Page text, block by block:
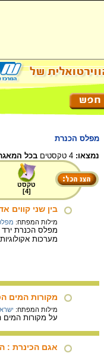
מפלס הכנרת
נמצאו: בכל
טקסט
[
4
]
בין שני קווים
מילות המפתח:
מפלס הכנרת ירד
מערכות
מקורות המים
מילות המפתח:
על מקורות המים
אגם הכינרת :